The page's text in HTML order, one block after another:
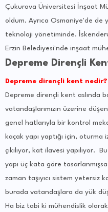
Çukurova Üniversitesi İnşaat
oldum. Ayrıca Osmaniye'de de
teknoloji yönetiminde.
Erzin Belediyesi'nde inşaat
Depreme Dirençli
Depreme dirençli kent nedir?
Depreme dirençli kent aslında
vatandaşlarımızın üzerine
genel hatlarıyla bir kontrol
kaçak yapı yaptığı için, oturma
çıkılıyor, kat ilavesi yapılıyor.
yapı üç kata göre
zaman taşıyıcı sistem yetersiz
burada vatandaşlara da yük
Ha biz tabi ki mühendislik